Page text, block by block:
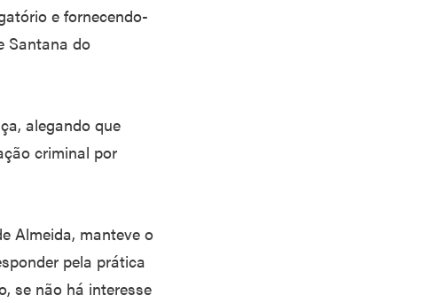
e fornecendo-
Santana do
alegando que
criminal por
Almeida, manteve o
pela prática
se não há interesse